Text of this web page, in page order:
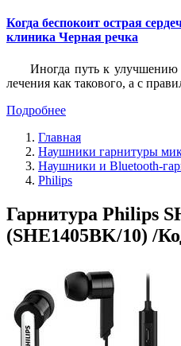
Когда беспокоит острая
клиника Черная речка
Иногда путь к улучшению
лечения как такового, а с
Подробнее
Главная
Наушники гарнитуры
Наушники и Bluetooth-
Philips
Гарнитура Philips
(SHE1405BK/10) /